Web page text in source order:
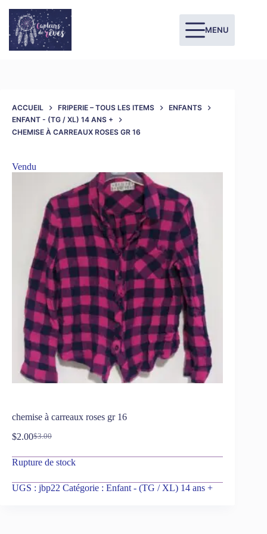
MENU
ACCUEIL FRIPERIE – TOUS LES ITEMS
ENFANTS
ENFANT - (TG / XL) 14 ANS +
CHEMISE À CARREAUX ROSES GR 16
Vendu
chemise à carreaux roses gr 16
$3.00
$2.00
Rupture de stock
UGS : jbp22 Catégorie : Enfant - (TG / XL) 14 ans +